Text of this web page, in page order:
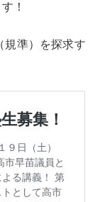
！
規準）を探求す